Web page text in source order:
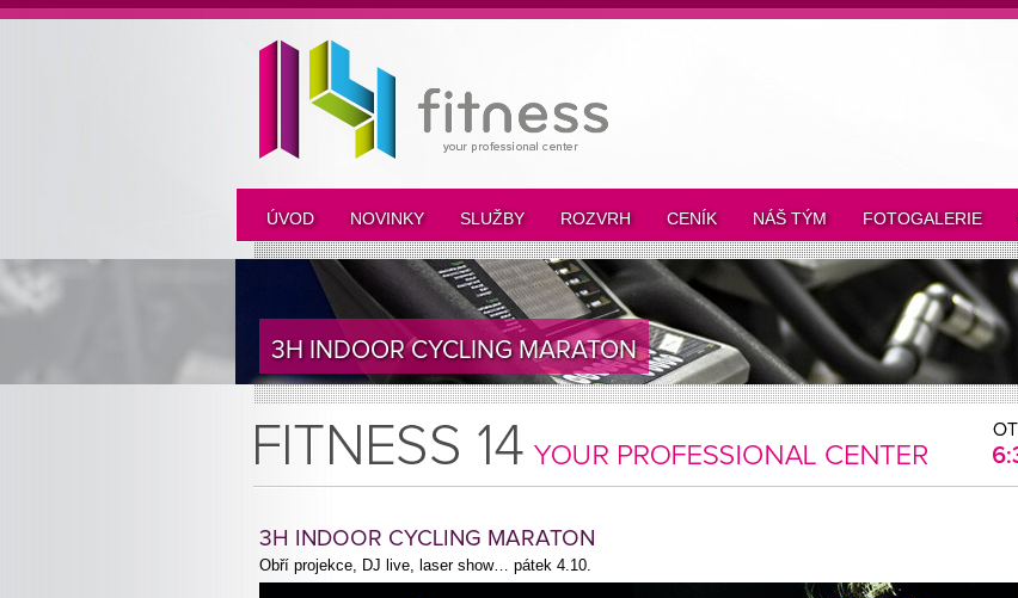
ÚVOD NOVINKY SLUŽBY ROZVRH CENÍK NÁŠ TÝM FOTOGALERIE
3H INDOOR CYCLING MARATON
3H INDOOR CYCLING MARATON
Obří projekce, DJ live, laser show… pátek 4.10.